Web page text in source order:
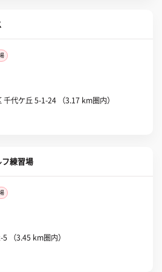
代ケ丘 5-1-24 （3.17 km圏内）
練習場
（3.45 km圏内）